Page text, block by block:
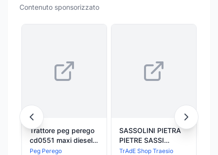
Contenuto sponsorizzato
Trattore peg perego
cd0551 maxi diesel
tractor
Peg Perego
SASSOLINI PIETRA
PIETRE SASSI
SABBIA ROSSO
TrAdE Shop Traesio